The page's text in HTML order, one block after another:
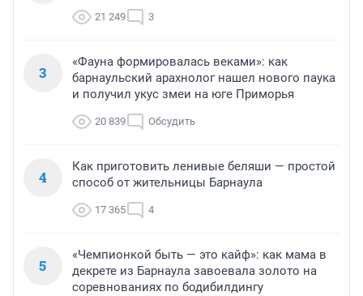
21 249 3
3
«Фауна формировалась веками»: как
барнаульский арахнолог нашел нового паука
и получил укус змеи на юге Приморья
20 839 Обсудить
4
Как приготовить ленивые беляши — простой
способ от жительницы Барнаула
17 365 4
5
«Чемпионкой быть — это кайф»: как мама в
декрете из Барнаула завоевала золото на
соревнованиях по бодибилдингу